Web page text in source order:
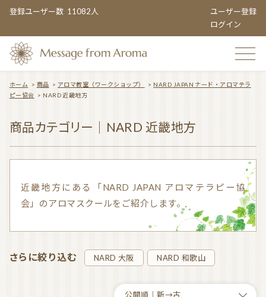
登録ユーザー数 11082人
ユーザー登録
ログイン
アロマエンタメ情報 おすすめ商品 ５選
ホーム > 商品 > アロマ教室（ワークショップ） > NARD JAPAN ナード・アロマテラ
ピー協会 > NARD 近畿地方
商品カテゴリー｜NARD 近畿地方
近畿地方にある「NARD JAPAN アロマテラピー協
会」のアロマスクールをご紹介します。
さらに絞り込む NARD 大阪 NARD 和歌山